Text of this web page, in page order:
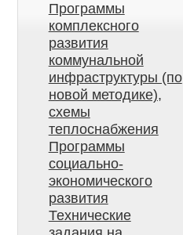
Программы
комплексного
развития
коммунальной
инфраструктуры (по
новой методике),
схемы
теплоснабжения
Программы
социально-
экономического
развития
Технические